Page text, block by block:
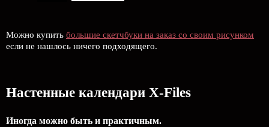
Можно купить большие скетчбуки на заказ со своим рисунком
если не нашлось ничего подходящего.
Настенные календари X-Files
Иногда можно быть и практичным.